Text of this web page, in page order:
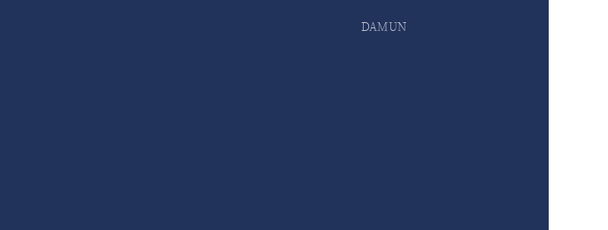
DAMUN